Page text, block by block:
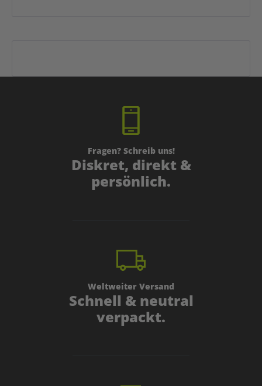
Fragen? Schreib uns!
Diskret, direkt &
persönlich.
Weltweiter Versand
Schnell & neutral
verpackt.